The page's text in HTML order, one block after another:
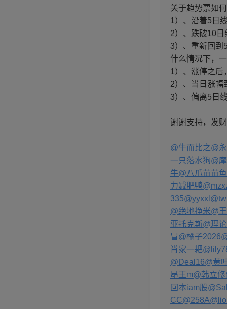
关于趋势票如
1）、沿着5日
2）、跌破10
3）、重新回到
什么情况下，
1）、涨停之后
2）、当日涨幅
3）、偏离5日
谢谢支持，发财
@牛而比之@
一只落水狗@
牛@八爪苗苗鱼
力减肥鸭
335@yyxxl
@绝地挣米@
亚托克斯@理
冒@橘子2026
肖家一耙
@Deal16@黄
昂王m@韩立
回本iam股
CC@258A